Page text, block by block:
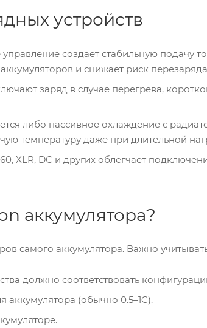
устройств
создает стабильную подачу
и снижает риск
заряд в случае перегрева,
либо пассивное охлаждение с
температуру даже при длительной
XLR, DC и других облегчает
аккумулятора?
самого аккумулятора. Важно
должно соответствовать
(обычно 0.5–1C).